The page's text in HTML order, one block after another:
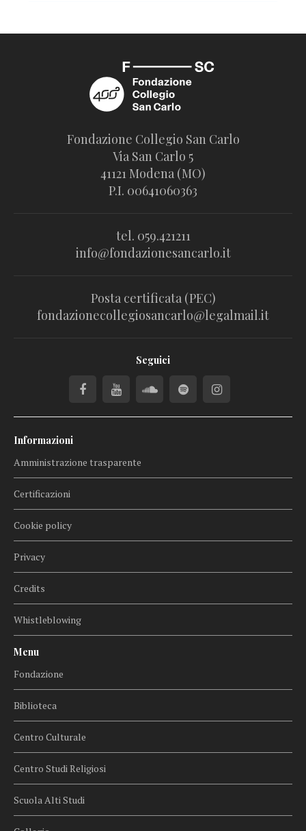
Fondazione Collegio San Carlo
Via San Carlo 5
41121 Modena (MO)
P.I. 00641060363
tel. 059.421211
info@fondazionesancarlo.it
Posta certificata (PEC)
fondazionecollegiosancarlo@legalmail.it
Seguici
Informazioni
Amministrazione trasparente
Certificazioni
Cookie policy
Privacy
Credits
Whistleblowing
Menu
Fondazione
Biblioteca
Centro Culturale
Centro Studi Religiosi
Scuola Alti Studi